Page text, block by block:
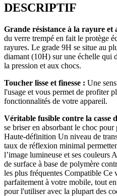
DESCRIPTIF
Grande résistance à la rayure et
du verre trempé en fait le protège
rayures. Le grade 9H se situe au
diamant (10H) sur une échelle qui
la pression et aux chocs.
Toucher lisse et finesse : Une
l'usage et vous permet de profiter
fonctionnalités de votre appareil.
Véritable fusible contre la casse
se briser en absorbant le choc
Haute-définition Un niveau de
taux de réflexion minimal
l’image lumineuse et ses couleurs
de surface à base de polymère
les plus fréquentes Compatible Ce
parfaitement à votre mobile, tout
pour l'utiliser avec la plupart des